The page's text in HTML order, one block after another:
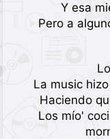
Y esa
Pero a
La music
Haciendo
Los mío'